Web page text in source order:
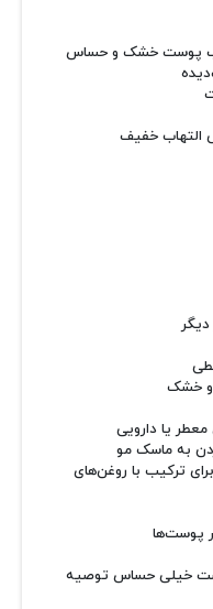
پوست خشک و حساس
التهاب خفیف
و خشک
یا دارویی
به ماسک مو
ترکیب با روغن‌های
پوست‌ها
خیلی حساس توصیه